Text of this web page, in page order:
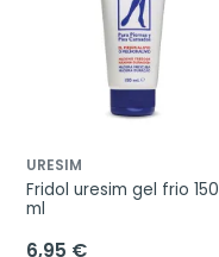
URESIM
Fridol uresim gel frio 150
ml
6,95 €